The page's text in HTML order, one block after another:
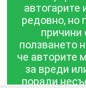
автогарите
редовно, но
причини
ползването
че авторите
за вреди
поради